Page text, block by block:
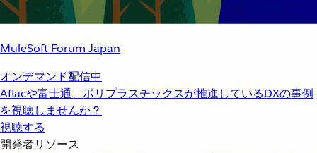
MuleSoft Forum Japan
オンデマンド配信中
Aflacや富士通、ポリプラスチックスが推進しているDXの事例
を視聴しませんか？
視聴する
開発者リソース